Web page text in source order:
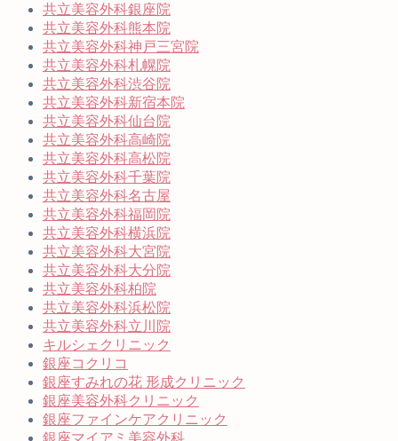
共立美容外科銀座院
共立美容外科熊本院
共立美容外科神戸三宮院
共立美容外科札幌院
共立美容外科渋谷院
共立美容外科新宿本院
共立美容外科仙台院
共立美容外科高崎院
共立美容外科高松院
共立美容外科千葉院
共立美容外科名古屋
共立美容外科福岡院
共立美容外科横浜院
共立美容外科大宮院
共立美容外科大分院
共立美容外科柏院
共立美容外科浜松院
共立美容外科立川院
キルシェクリニック
銀座コクリコ
銀座すみれの花 形成クリニック
銀座美容外科クリニック
銀座ファインケアクリニック
銀座マイアミ美容外科